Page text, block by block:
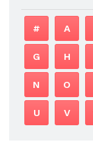
# A
G H
N O
U V